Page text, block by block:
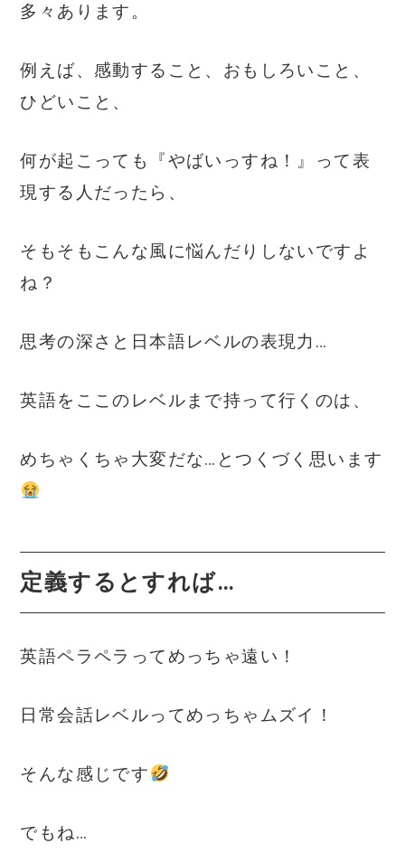
多々あります。
例えば、感動すること、おもしろいこと、
ひどいこと、
何が起こっても『やばいっすね！』って表
現する人だったら、
そもそもこんな風に悩んだりしないですよ
ね？
思考の深さと日本語レベルの表現力…
英語をここのレベルまで持って行くのは、
めちゃくちゃ大変だな…とつくづく思います
定義するとすれば…
英語ペラペラってめっちゃ遠い！
日常会話レベルってめっちゃムズイ！
そんな感じです
でもね…